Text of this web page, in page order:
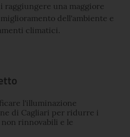
raggiungere una maggiore
dell'ambiente e
climatici.
l'illuminazione
di Cagliari per ridurre i
rinnovabili e le